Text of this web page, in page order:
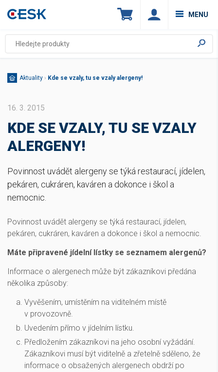
MENU
Aktuality › Kde se vzaly, tu se vzaly alergeny!
16. 3. 2015
KDE SE VZALY, TU SE VZALY
ALERGENY!
Povinnost uvádět alergeny se týká restaurací, jídelen,
pekáren, cukráren, kaváren a dokonce i škol a
nemocnic.
Povinnost uvádět alergeny se týká restaurací, jídelen,
pekáren, cukráren, kaváren a dokonce i škol a nemocnic.
Máte připravené jídelní lístky se seznamem alergenů?
Informace o alergenech může být zákazníkovi předána
několika způsoby:
Vyvěšením, umístěním na viditelném místě
v provozovně.
Uvedením přímo v jídelním lístku.
Předložením zákazníkovi na jeho osobní vyžádání.
Zákazníkovi musí být viditelně a zřetelně sděleno, že
informace o obsažených alergenech obdrží po